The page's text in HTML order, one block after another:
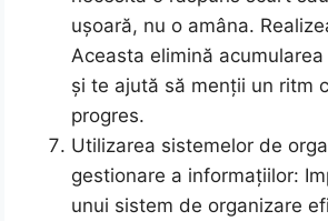
ușoară, nu o amâna.
Aceasta elimină
și te ajută să menții un ritm
progres.
Utilizarea sistemelor de
gestionare a informațiilor:
unui sistem de organizare